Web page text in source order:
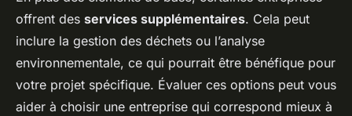
offrent des services supplémentaires. Cela peut
inclure la gestion des déchets ou l’analyse
environnementale, ce qui pourrait être bénéfique pour
votre projet spécifique. Évaluer ces options peut vous
aider à choisir une entreprise qui correspond mieux à